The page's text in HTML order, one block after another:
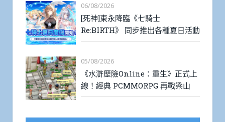
06/08/2026
[死神]東永降臨《七騎士
Re:BIRTH》 同步推出各種夏日活動
05/08/2026
《水滸歷險Online：重生》正式上
線！經典 PCMMORPG 再戰梁山